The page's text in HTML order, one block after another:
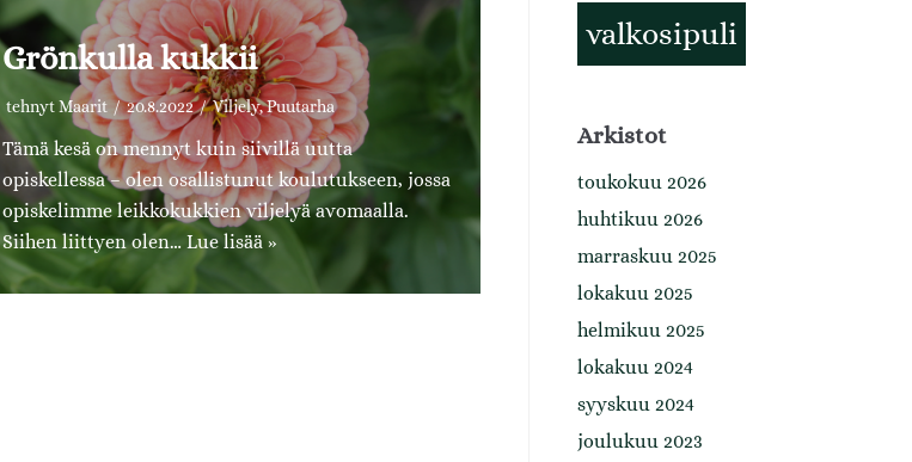
Grönkulla kukkii
tehnyt Maarit 20.8.2022 Viljely,Puutarha
Tämä kesä on mennyt kuin siivillä uutta
opiskellessa – olen osallistunut koulutukseen, jossa
opiskelimme leikkokukkien viljelyä avomaalla.
Siihen liittyen olen… Lue lisää »
valkosipuli
Arkistot
toukokuu 2026
huhtikuu 2026
marraskuu 2025
lokakuu 2025
helmikuu 2025
lokakuu 2024
syyskuu 2024
joulukuu 2023